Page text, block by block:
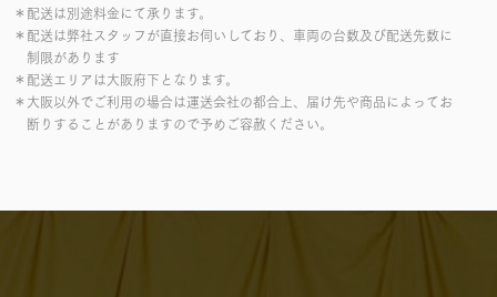
＊配送は別途料金にて承ります。
＊配送は弊社スタッフが直接お伺いしており、車両の台数及び配送先数に
制限があります
＊配送エリアは大阪府下となります。
＊大阪以外でご利用の場合は運送会社の都合上、届け先や商品によってお
断りすることがありますので予めご容赦ください。